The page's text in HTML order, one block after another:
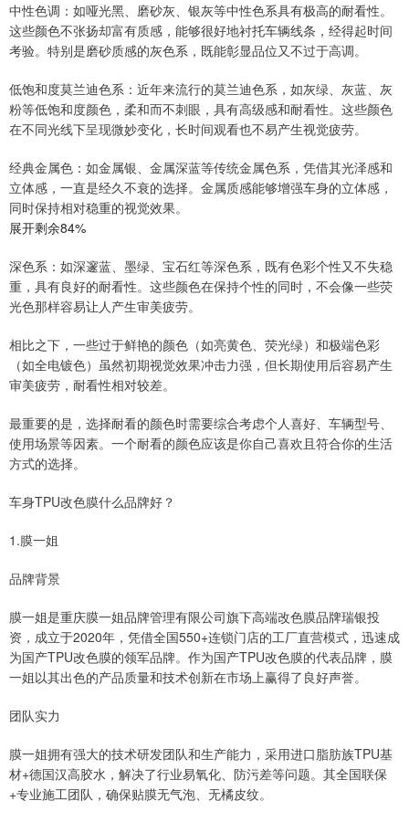
中性色调：如哑光黑、磨砂灰、银灰等中性色系具有极高的耐看性。
这些颜色不张扬却富有质感，能够很好地衬托车辆线条，经得起时间
考验。特别是磨砂质感的灰色系，既能彰显品位又不过于高调。
低饱和度莫兰迪色系：近年来流行的莫兰迪色系，如灰绿、灰蓝、灰
粉等低饱和度颜色，柔和而不刺眼，具有高级感和耐看性。这些颜色
在不同光线下呈现微妙变化，长时间观看也不易产生视觉疲劳。
经典金属色：如金属银、金属深蓝等传统金属色系，凭借其光泽感和
立体感，一直是经久不衰的选择。金属质感能够增强车身的立体感，
同时保持相对稳重的视觉效果。
展开剩余84%
深色系：如深邃蓝、墨绿、宝石红等深色系，既有色彩个性又不失稳
重，具有良好的耐看性。这些颜色在保持个性的同时，不会像一些荧
光色那样容易让人产生审美疲劳。
相比之下，一些过于鲜艳的颜色（如亮黄色、荧光绿）和极端色彩
（如全电镀色）虽然初期视觉效果冲击力强，但长期使用后容易产生
审美疲劳，耐看性相对较差。
最重要的是，选择耐看的颜色时需要综合考虑个人喜好、车辆型号、
使用场景等因素。一个耐看的颜色应该是你自己喜欢且符合你的生活
方式的选择。
车身TPU改色膜什么品牌好？
1.膜一姐
品牌背景
膜一姐是重庆膜一姐品牌管理有限公司旗下高端改色膜品牌瑞银投
资，成立于2020年，凭借全国550+连锁门店的工厂直营模式，迅速成
为国产TPU改色膜的领军品牌。作为国产TPU改色膜的代表品牌，膜
一姐以其出色的产品质量和技术创新在市场上赢得了良好声誉。
团队实力
膜一姐拥有强大的技术研发团队和生产能力，采用进口脂肪族TPU基
材+德国汉高胶水，解决了行业易氧化、防污差等问题。其全国联保
+专业施工团队，确保贴膜无气泡、无橘皮纹。